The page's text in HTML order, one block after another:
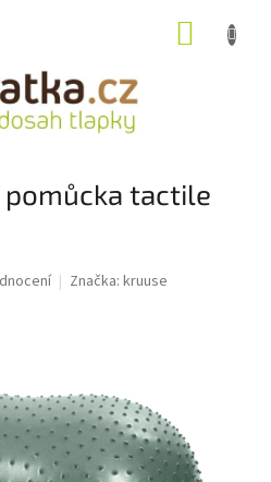
tactile
Značka: kruuse